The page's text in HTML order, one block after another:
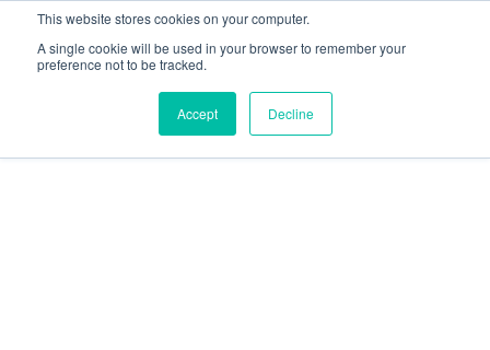
This website stores cookies on your computer.
A single cookie will be used in your browser to remember your
preference not to be tracked.
Accept Decline